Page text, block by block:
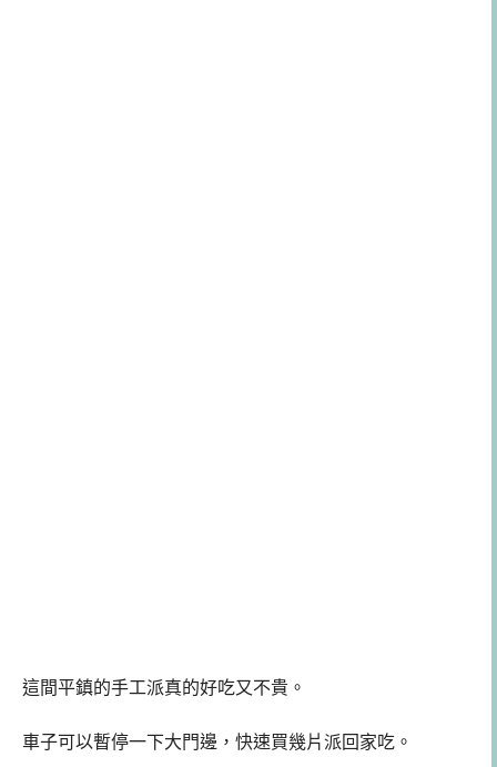
這間平鎮的手工派真的好吃又不貴。
車子可以暫停一下大門邊，快速買幾片派回家吃。